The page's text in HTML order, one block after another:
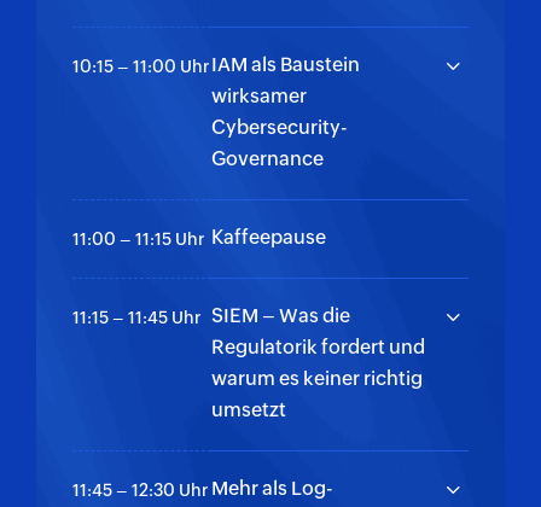
10:15 – 11:00 UhrIAM als Baustein
wirksamer
Cybersecurity-
Governance
11:00 – 11:15 Uhr Kaffeepause
11:15 – 11:45 Uhr
SIEM – Was die
Regulatorik fordert und
warum es keiner richtig
umsetzt
11:45 – 12:30 Uhr Mehr als Log-